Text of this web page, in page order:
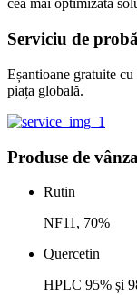
cea mai optimizată
Serviciu de probă
Eșantioane gratuite
piața globală.
Produse de
Rutin
NF11, 70%
Quercetin
HPLC 95% și